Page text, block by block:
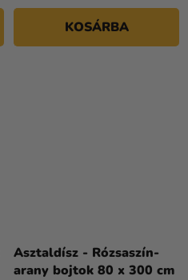
KOSÁRBA
Asztaldísz - Rózsaszín-
arany bojtok 80 x 300 cm